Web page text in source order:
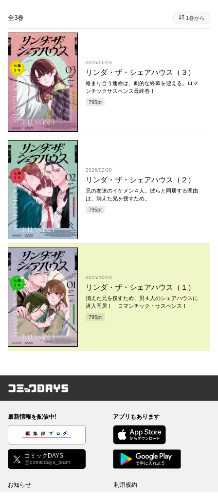
全3巻 1巻から
2026/06/23
リンダ・ザ・シェアハウス（３）
絡まり合う運命は、劇的な終幕を迎える。ロマ
ンチックサスペンス最終巻！
795pt
2026/02/20
リンダ・ザ・シェアハウス（２）
兄の友達のイケメン４人。彼らと同居する理由
は、消えた兄を捜すため。
795pt
2025/10/23
リンダ・ザ・シェアハウス（１）
消えた兄を捜すため、男４人のシェアハウスに
潜入同居！ ロマンチック・サスペンス！
795pt
コミックDAYS
最新情報を配信中!
編集部ブログ
コミックDAYS
@comicdays_team
アプリもあります
お知らせ
利用規約